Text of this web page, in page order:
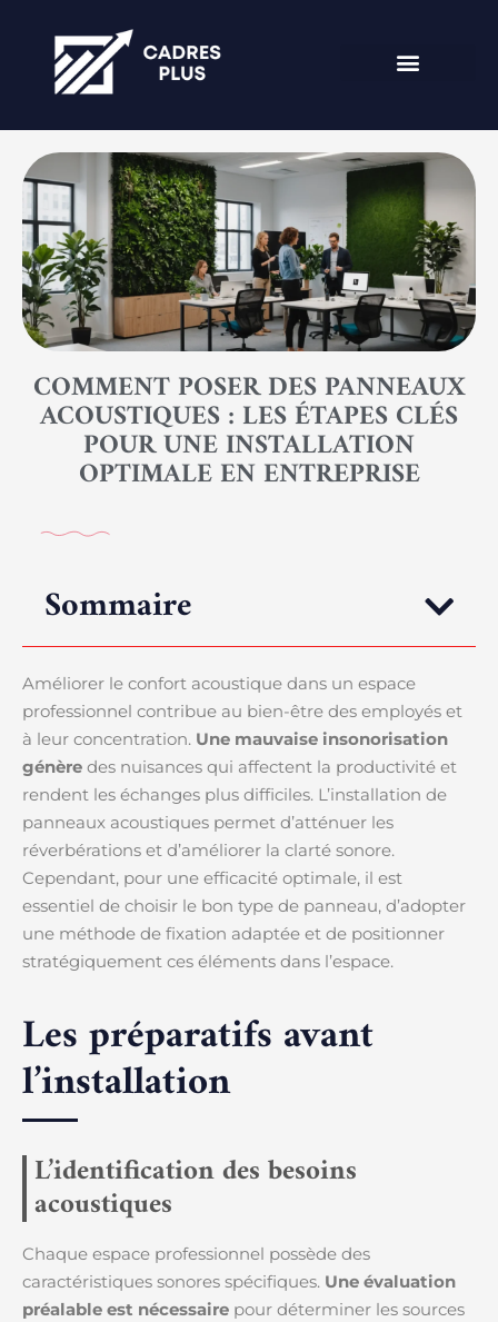
COMMENT POSER DES PANNEAUX
ACOUSTIQUES : LES ÉTAPES CLÉS
POUR UNE INSTALLATION
OPTIMALE EN ENTREPRISE
Sommaire
Améliorer le confort acoustique dans un espace
professionnel contribue au bien-être des employés et
à leur concentration. Une mauvaise insonorisation
génère des nuisances qui affectent la productivité et
rendent les échanges plus difficiles. L’installation de
panneaux acoustiques permet d’atténuer les
réverbérations et d’améliorer la clarté sonore.
Cependant, pour une efficacité optimale, il est
essentiel de choisir le bon type de panneau, d’adopter
une méthode de fixation adaptée et de positionner
stratégiquement ces éléments dans l’espace.
Les préparatifs avant
l’installation
L’identification des besoins
acoustiques
Chaque espace professionnel possède des
caractéristiques sonores spécifiques. Une évaluation
préalable est nécessaire pour déterminer les sources